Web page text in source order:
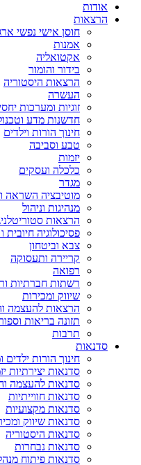
אודות
הרצאות
חוסן אישי נפשי
אמנות
אקטואליה
בידור והומור
הרצאות היסטוריה
העשרה
זוגיות ומערכות
חדשנות מדע
חינוך הורות וילדים
טבע וסביבה
יזמות
כלכלה ועסקים
מגדר
מוטיבציה השראה
מנהיגות וניהול
הרצאות
פסיכולוגיה חיובית ו Wellbeing
צבא וביטחון
קריירה ותעסוקה
רפואה
רשתות חברתיות
שיווק ומכירות
הרצאות להעצמה
תזונה בריאות
תרבות
סדנאות
חינוך הורות
סדנאות יצירתיות
סדנאות להעצמה
סדנאות חווייתיות
סדנאות מקצועיות
סדנאות שיווק
סדנאות היסטוריה
סדנאות נבחרות
סדנאות פיתוח